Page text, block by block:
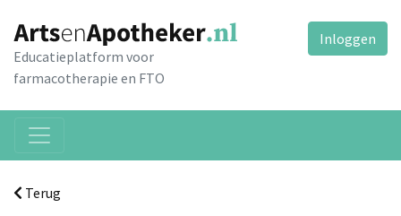
Educatieplatform voor
farmacotherapie en FTO
Inloggen
Terug